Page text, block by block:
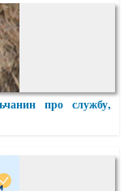
про службу,